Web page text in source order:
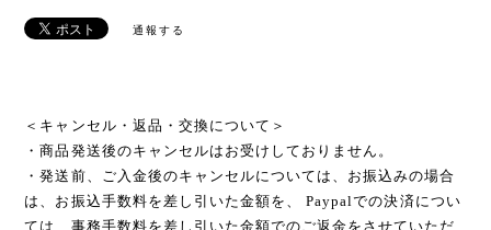
通報する
＜キャンセル・返品・交換について＞
・商品発送後のキャンセルはお受けしておりません。
・発送前、ご入金後のキャンセルについては、お振込みの場合
は、お振込手数料を差し引いた金額を、 Paypalでの決済につい
ては、事務手数料を差し引いた金額でのご返金をさせていただ